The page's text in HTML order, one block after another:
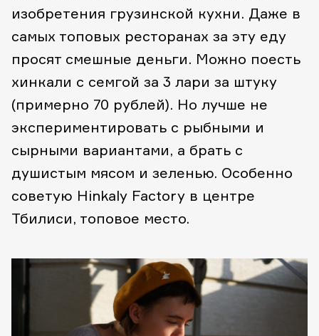
изобретения грузинской кухни. Даже в
самых топовых ресторанах за эту еду
просят смешные деньги. Можно поесть
хинкали с семгой за 3 лари за штуку
(примерно 70 рублей). Но лучше не
экспериментировать с рыбными и
сырными вариантами, а брать с
душистым мясом и зеленью. Особенно
советую Hinkaly Factory в центре
Тбилиси, топовое место.